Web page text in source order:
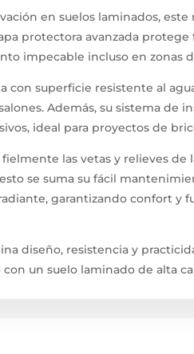
en suelos laminados,
protectora avanzada protege
impecable incluso en zonas
con superficie resistente al
Además, su sistema de
ideal para proyectos de
las vetas y relieves de
se suma su fácil
garantizando confort y
diseño, resistencia y
un suelo laminado de alta